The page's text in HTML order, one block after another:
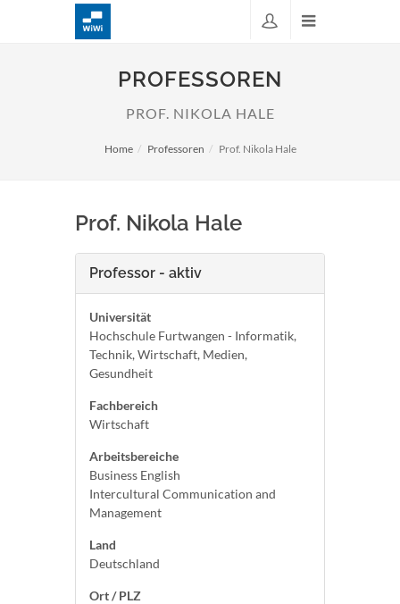
PROFESSOREN
PROF. NIKOLA HALE
Home Professoren Prof. Nikola Hale
Prof. Nikola Hale
Professor - aktiv
Universität
Hochschule Furtwangen - Informatik,
Technik, Wirtschaft, Medien,
Gesundheit
Fachbereich
Wirtschaft
Arbeitsbereiche
Business English
Intercultural Communication and
Management
Land
Deutschland
Ort / PLZ